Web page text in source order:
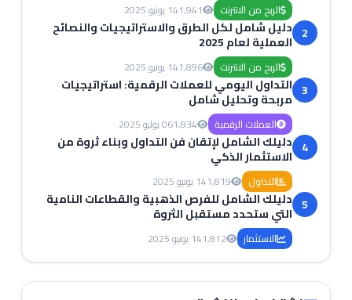
الربح من الانترنت 1,94114 يونيو 2025
2 دليل شامل لكل الطرق والاستراتيجيات والنصائح
العملية لعام 2025
الربح من الانترنت 1,89614 يونيو 2025
3 التداول اليومي للعملات الرقمية: استراتيجيات
مربحة وتحليل شامل
العملات الرقمية 1,83406 يوليو 2025
4 دليلك الشامل لإتقان فن التداول وبناء ثروة من
الاستثمار الذكي
التداول 1,81914 يونيو 2025
5 دليلك الشامل للفرص الذهبية والقطاعات النامية
التي ستحدد مستقبل الثروة
الاستثمار 1,81214 يونيو 2025